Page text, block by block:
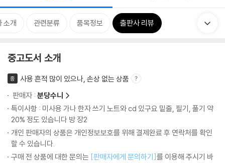
소개 관련분류 품목정보 출판사 리뷰
중고도서 소개
중
사용 흔적 많이 있으나, 손상 없는 상품
판매자 : 분당수니
특이사항 : 미사용 가나 한자 쓰기 노트와 cd 있구요 밑줄, 필기, 풀기 약
20% 정도 있습니다 방 장2
개인 판매자의 상품은 개인정보보호를 위해 결제완료 후 연락처를 확인
할 수 있습니다.
구매 전 상품에 대한 문의는 [판매자에게 문의하기]를 이용해 주시기 바